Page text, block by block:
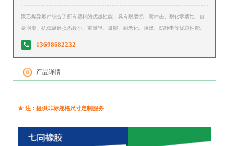
聚乙烯异形件综合了所有塑料的优越性能，具有耐磨损、耐冲击、耐化学腐蚀、自
身润滑、抗低温磨损系数小、重量轻、吸能、耐老化、阻燃、防静电等优良性能。
13698682232
产品详情
★ 注：提供非标规格尺寸定制服务